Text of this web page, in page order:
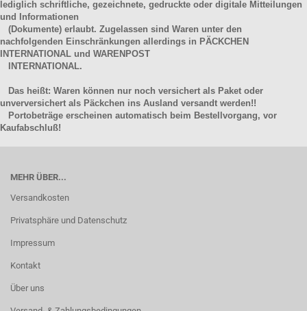
lediglich schriftliche, gezeichnete, gedruckte oder digitale Mitteilungen
und Informationen
(Dokumente) erlaubt. Zugelassen sind Waren unter den
nachfolgenden Einschränkungen allerdings in PÄCKCHEN
INTERNATIONAL und WARENPOST
INTERNATIONAL.
Das heißt: Waren können nur noch versichert als Paket oder
unverversichert als Päckchen ins Ausland versandt werden!!
Portobeträge erscheinen automatisch beim Bestellvorgang, vor
Kaufabschluß!
MEHR ÜBER...
Versandkosten
Privatsphäre und Datenschutz
Impressum
Kontakt
Über uns